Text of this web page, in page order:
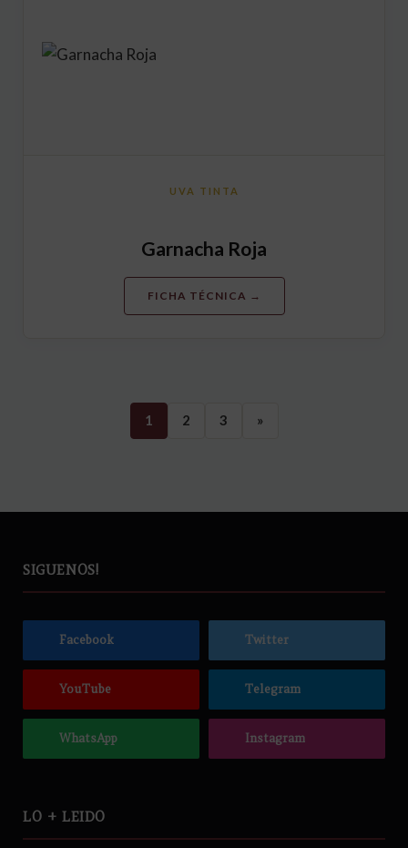
UVA TINTA
Garnacha Roja
FICHA TÉCNICA →
1 2 3 »
SIGUENOS!
Facebook Twitter
YouTube Telegram
WhatsApp Instagram
LO + LEIDO